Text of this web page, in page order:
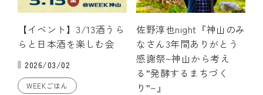
【イベント】3/13酒うら
らと日本酒を楽しむ会
2026/03/02
WEEKごはん
佐野淳也night『神山のみ
なさん3年間ありがとう
感謝祭~神山から考え
る”発酵するまちづく
り”~』